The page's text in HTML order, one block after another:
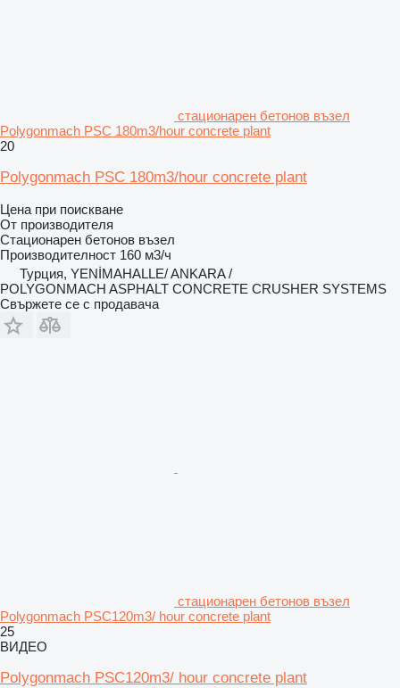
стационарен бетонов възел
Polygonmach PSC 180m3/hour concrete plant
20
Polygonmach PSC 180m3/hour concrete plant
Цена при поискване
От производителя
Стационарен бетонов възел
Производителност 160 м3/ч
Турция, YENİMAHALLE/ ANKARA /
POLYGONMACH ASPHALT CONCRETE CRUSHER SYSTEMS
Свържете се с продавача
стационарен бетонов възел
Polygonmach PSC120m3/ hour concrete plant
25
ВИДЕО
Polygonmach PSC120m3/ hour concrete plant